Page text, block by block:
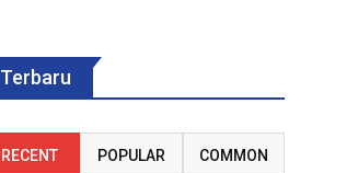
Terbaru
RECENT POPULAR COMMON